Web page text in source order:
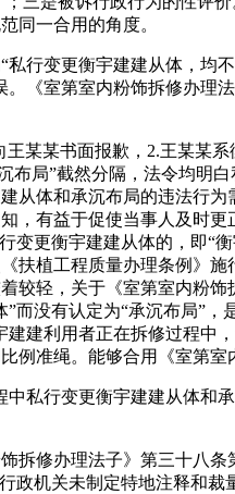
同一合用的角度。
变更衡宇建建从体，均
《室第室内粉饰拆修办理
某书面报歉，2.王某某
局”截然分隔，法令均明
从体和承沉布局的违法行
有益于促使当事人及时
更衡宇建建从体的，即“
扶植工程质量办理条例》
较轻，关于《室第室内粉
没有认定为“承沉布局”
建利用者正在拆修过程中
准绳。能够合用《室第室
行变更衡宇建建从体和
修办理法子》第三十八条
机关未制定特地注释和